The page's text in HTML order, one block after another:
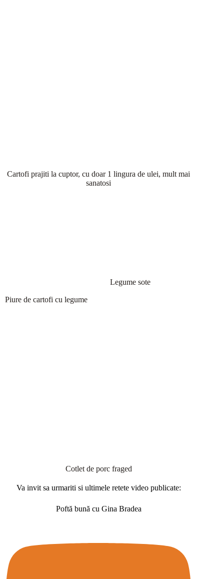
Cartofi prajiti la cuptor, cu doar 1 lingura de ulei, mult mai
sanatosi
Piure de cartofi cu legume
Legume sote
Cotlet de porc fraged
Va invit sa urmariti si ultimele retete video publicate:
Poftă bună cu Gina Bradea